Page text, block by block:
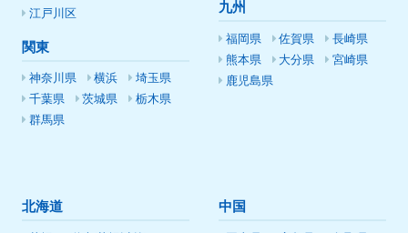
江戸川区
関東
神奈川県 横浜
埼玉県
千葉県
茨城県
栃木県
群馬県
九州
福岡県 佐賀県
長崎県
熊本県
大分県
宮崎県
鹿児島県
北海道 中国